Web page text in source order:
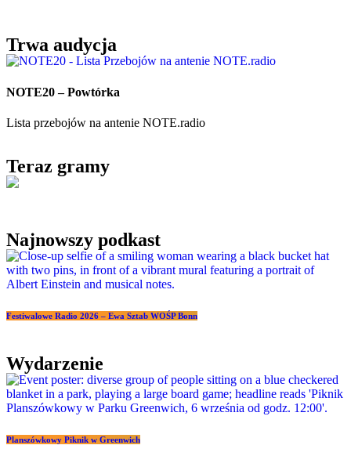
Trwa audycja
NOTE20 – Powtórka
Lista przebojów na antenie NOTE.radio
Teraz gramy
Najnowszy podkast
Festiwalowe Radio 2026 – Ewa Sztab WOŚP Bonn
Wydarzenie
Planszówkowy Piknik w Greenwich